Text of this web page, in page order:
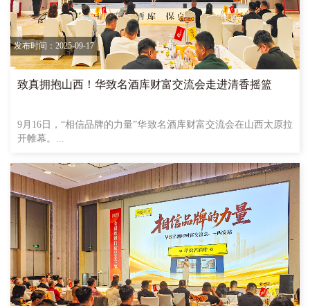
发布时间：2025-09-17
致真拥抱山西！华致名酒库财富交流会走进清香摇篮
9月16日，“相信品牌的力量”华致名酒库财富交流会在山西太原拉
开帷幕。...